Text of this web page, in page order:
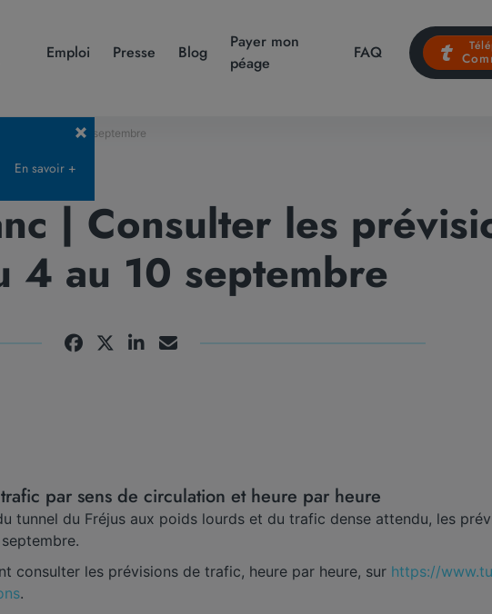
Emploi Presse Blog
Payer mon
péage
FAQ
En savoir +
trafic du 4 au 10 septembre
| Consulter les
4 au 10 septembre
par sens de circulation et heure par heure
tunnel du Fréjus aux poids lourds et du trafic dense attendu, les
consulter les prévisions de trafic, heure par heure, sur https://
.